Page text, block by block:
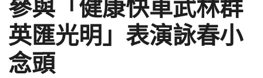
參與「健康快車武林群
英匯光明」表演詠春小
念頭